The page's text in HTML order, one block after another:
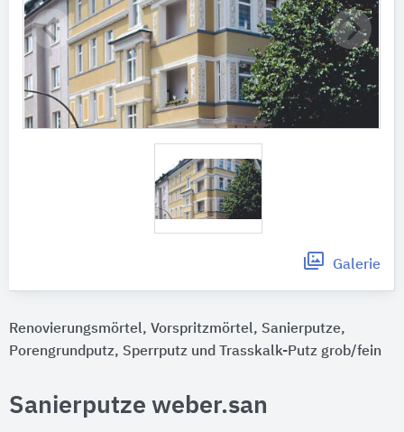
Galerie
Renovierungsmörtel, Vorspritzmörtel, Sanierputze,
Porengrundputz, Sperrputz und Trasskalk-Putz grob/fein
Sanierputze weber.san